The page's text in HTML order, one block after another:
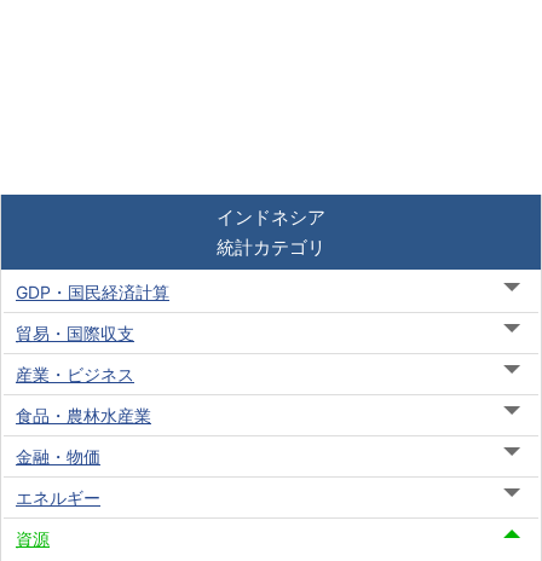
インドネシア
統計カテゴリ
GDP・国民経済計算
貿易・国際収支
産業・ビジネス
食品・農林水産業
金融・物価
エネルギー
資源